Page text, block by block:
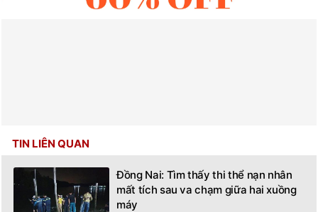
TIN LIÊN QUAN
Đồng Nai: Tìm thấy thi thể nạn nhân
mất tích sau va chạm giữa hai xuồng
máy